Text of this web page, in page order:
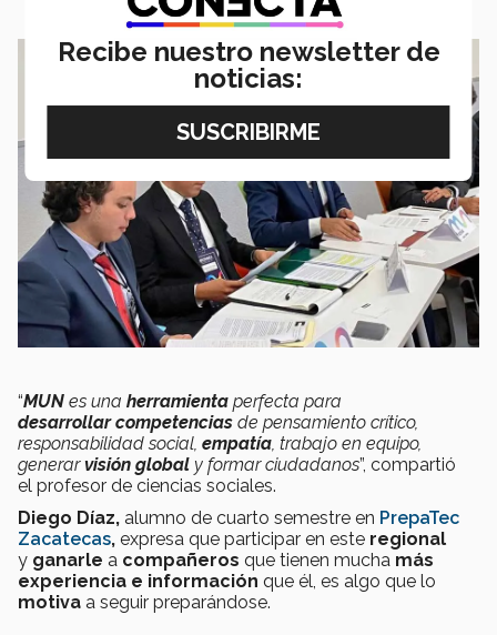
“MUN es una herramienta perfecta para
desarrollar competencias de pensamiento crítico,
responsabilidad social, empatía , trabajo en equipo,
generarvisión global y formar ciudadanos”, compartió
el profesor de ciencias sociales.
Diego Díaz, alumno de cuarto semestre en PrepaTec
Zacatecas, expresa que participar en este regional
y ganarle a compañeros que tienen mucha más
experiencia e información que él, es algo que lo
motiva a seguir preparándose.
Recibe nuestro newsletter de
noticias: